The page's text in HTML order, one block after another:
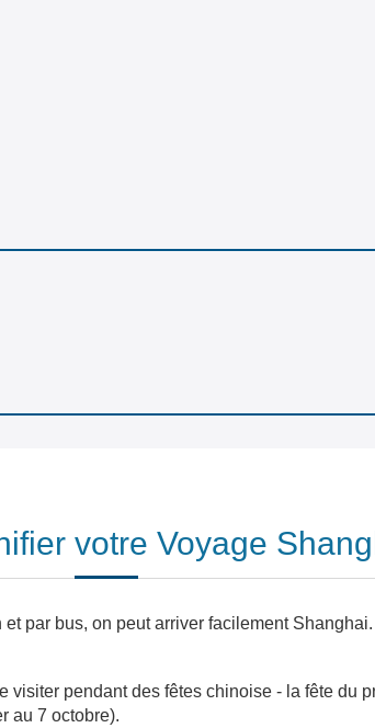
votre Voyage
par bus, on peut arriver facilement
pendant des fêtes chinoise - la fête du
au 7 octobre).